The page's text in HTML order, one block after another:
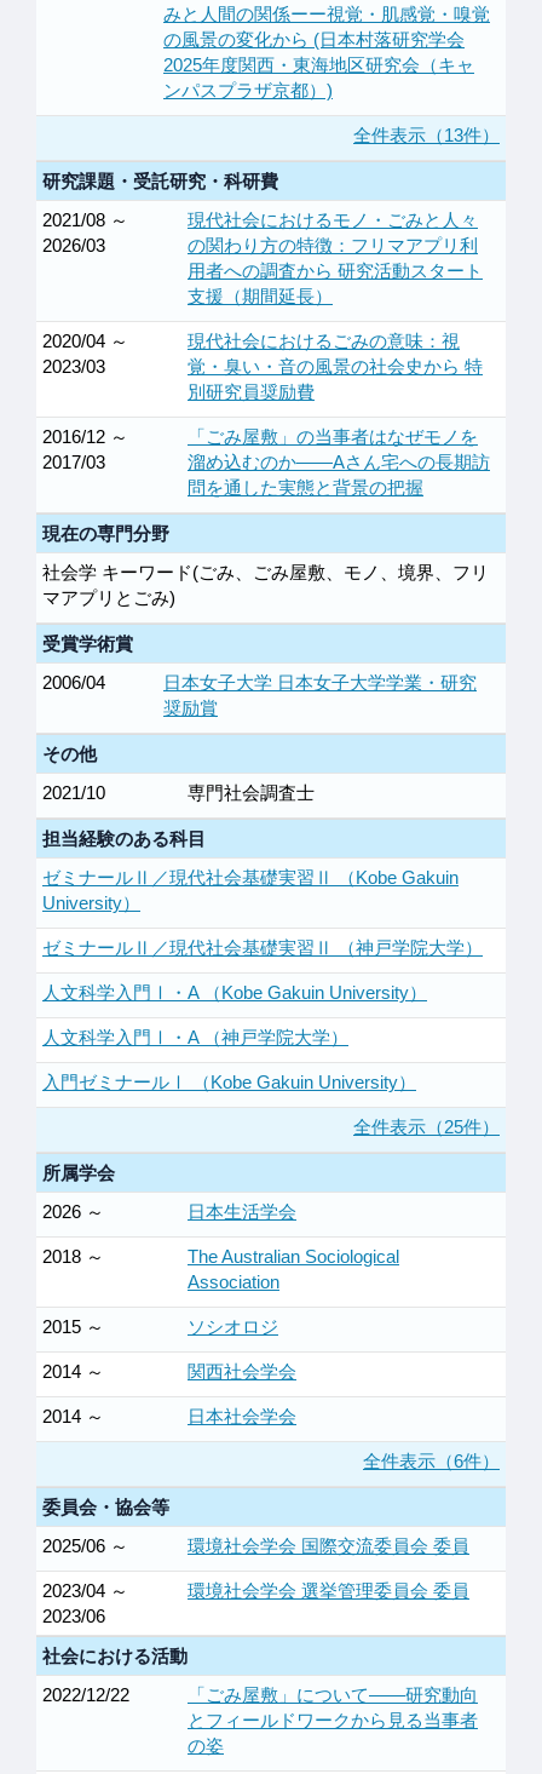
みと人間の関係ーー視覚・肌感覚・嗅覚
の風景の変化から (日本村落研究学会
2025年度関西・東海地区研究会（キャ
ンパスプラザ京都）)
全件表示（13件）
研究課題・受託研究・科研費
2021/08 ～
2026/03
現代社会におけるモノ・ごみと人々
の関わり方の特徴：フリマアプリ利
用者への調査から 研究活動スタート
支援（期間延長）
2020/04 ～
2023/03
現代社会におけるごみの意味：視
覚・臭い・音の風景の社会史から 特
別研究員奨励費
2016/12 ～
2017/03
「ごみ屋敷」の当事者はなぜモノを
溜め込むのか――Aさん宅への長期訪
問を通した実態と背景の把握
現在の専門分野
社会学 キーワード(ごみ、ごみ屋敷、モノ、境界、フリ
マアプリとごみ)
受賞学術賞
2006/04
日本女子大学 日本女子大学学業・研究
奨励賞
その他
2021/10
専門社会調査士
担当経験のある科目
ゼミナールⅡ／現代社会基礎実習Ⅱ （Kobe Gakuin
University）
ゼミナールⅡ／現代社会基礎実習Ⅱ （神戸学院大学）
人文科学入門Ⅰ・A （Kobe Gakuin University）
人文科学入門Ⅰ・A （神戸学院大学）
入門ゼミナールⅠ （Kobe Gakuin University）
全件表示（25件）
所属学会
2026 ～
日本生活学会
2018 ～
The Australian Sociological
Association
2015 ～ ソシオロジ
2014 ～ 関西社会学会
2014 ～ 日本社会学会
全件表示（6件）
委員会・協会等
2025/06 ～
環境社会学会 国際交流委員会 委員
2023/04 ～
2023/06
環境社会学会 選挙管理委員会 委員
社会における活動
2022/12/22
「ごみ屋敷」について――研究動向
とフィールドワークから見る当事者
の姿